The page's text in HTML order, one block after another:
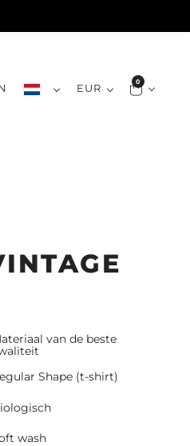
EUR 0
van de beste
Shape (t-shirt)
wash